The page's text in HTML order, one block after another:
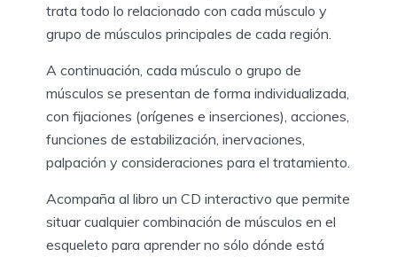
trata todo lo relacionado con cada músculo y
grupo de músculos principales de cada región.
A continuación, cada músculo o grupo de
músculos se presentan de forma individualizada,
con fijaciones (orígenes e inserciones), acciones,
funciones de estabilización, inervaciones,
palpación y consideraciones para el tratamiento.
Acompaña al libro un CD interactivo que permite
situar cualquier combinación de músculos en el
esqueleto para aprender no sólo dónde está